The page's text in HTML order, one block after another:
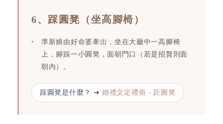
6、踩圓凳（坐高腳椅）
準新娘由好命婆牽出，坐在大廳中一高腳椅
上，腳踩一小圓凳，面朝門口（若是招贅則面
朝內）。
踩圓凳是什麼？ ➔ 婚禮文定禮俗 - 距圓凳